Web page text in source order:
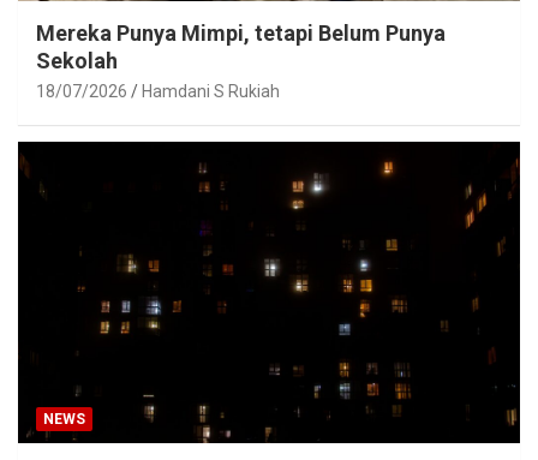
Mereka Punya Mimpi, tetapi Belum Punya
Sekolah
18/07/2026 Hamdani S Rukiah
NEWS